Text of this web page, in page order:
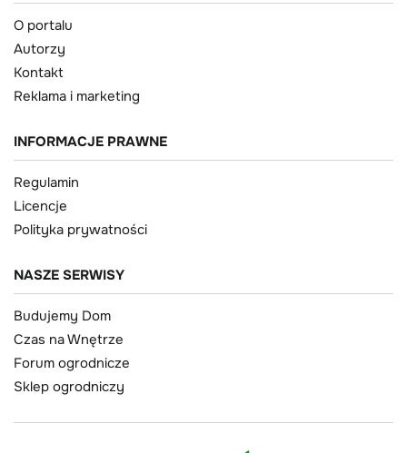
O portalu
Autorzy
Kontakt
Reklama i marketing
INFORMACJE PRAWNE
Regulamin
Licencje
Polityka prywatności
NASZE SERWISY
Budujemy Dom
Czas na Wnętrze
Forum ogrodnicze
Sklep ogrodniczy